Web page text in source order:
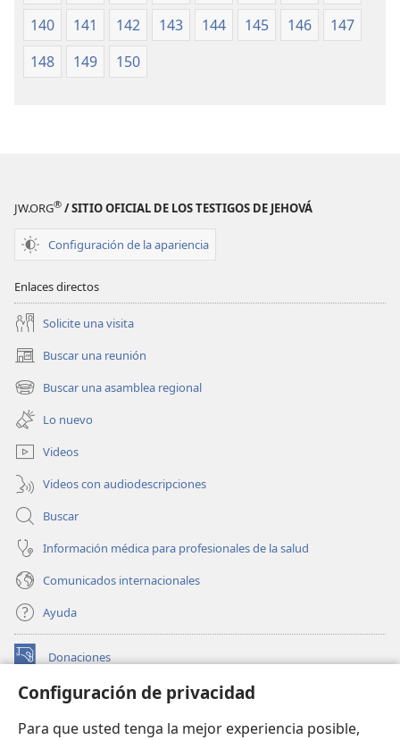
Configuración de privacidad
Para que usted tenga la mejor experiencia posible,
140
141 142 143 144 145 146
147
148
149 150
JW.ORG® / SITIO OFICIAL DE LOS TESTIGOS DE JEHOVÁ
Configuración de la apariencia
Enlaces directos
Solicite una visita
Buscar una reunión
(abre
una
nueva
ventana)
Buscar una asamblea regional
(abre
una
nueva
ventana)
Lo nuevo
Videos
Videos con audiodescripciones
Buscar
Información médica para profesionales de la salud
Comunicados internacionales
Ayuda
Donaciones
(abre
nueva BIBLIOTECA EN LÍNEA Watchtower™
una